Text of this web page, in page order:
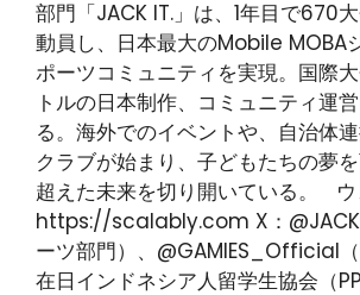
部門「JACK IT.」は、1年目で670
動員し、日本最大のMobile MOBA
ポーツコミュニティを実現。国際
トルの日本制作、コミュニティ運
る。海外でのイベントや、自治体
クラブが始まり、子どもたちの夢
超えた未来を切り開いている。 ウ
https://scalably.com X：
ーツ部門）、@GAMIES_Official
在日インドネシア人留学生協会（